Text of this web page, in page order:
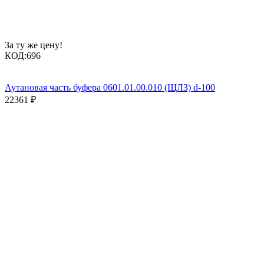
За ту же цену!
КОД:696
Аутановая часть буфера 0601.01.00.010 (ЩЛЗ) d-100
22361 ₽